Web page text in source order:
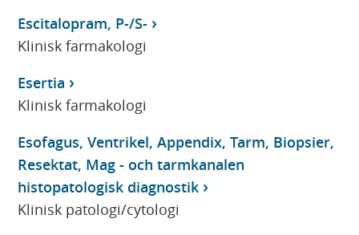
Escitalopram, P-/S-
Klinisk farmakologi
Esertia
Klinisk farmakologi
Esofagus, Ventrikel, Appendix, Tarm, Biopsier,
Resektat, Mag - och tarmkanalen
histopatologisk diagnostik
Klinisk patologi/cytologi